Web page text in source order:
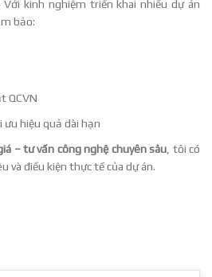
kinh nghiệm triển khai nhiều dự án
bảo:
QCVN
hiệu quả dài hạn
– tư vấn công nghệ chuyên sâu , tôi có
và điều kiện thực tế của dự án.